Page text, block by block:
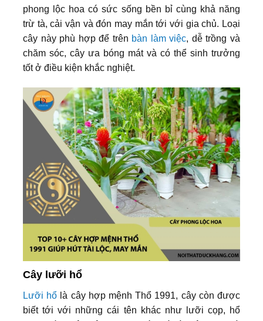
phong lộc hoa có sức sống bền bỉ cùng khả năng
trừ tà, cải vận và đón may mắn tới với gia chủ. Loại
cây này phù hợp để trên bàn làm việc, dễ trồng và
chăm sóc, cây ưa bóng mát và có thể sinh trưởng
tốt ở điều kiện khắc nghiệt.
Cây lưỡi hổ
Lưỡi hổ là cây hợp mệnh Thổ 1991, cây còn được
biết tới với những cái tên khác như lưỡi cọp, hổ